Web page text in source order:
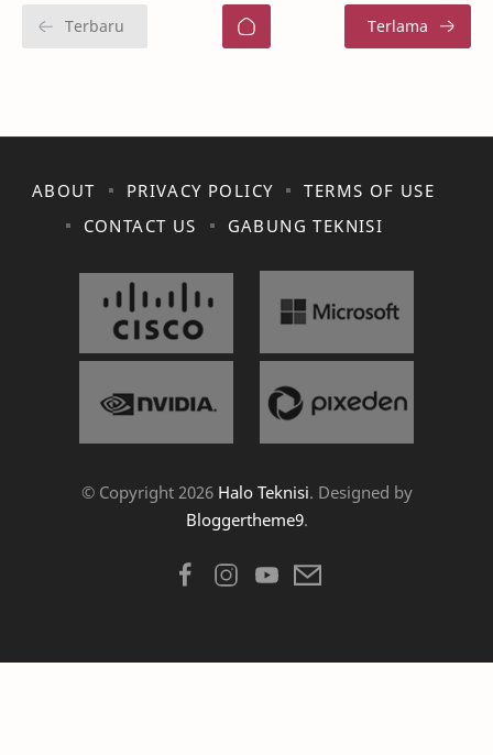
ABOUT PRIVACY POLICY
TERMS OF USE
CONTACT US
GABUNG TEKNISI
© Copyright 2026 Halo Teknisi. Designed by
Bloggertheme9.